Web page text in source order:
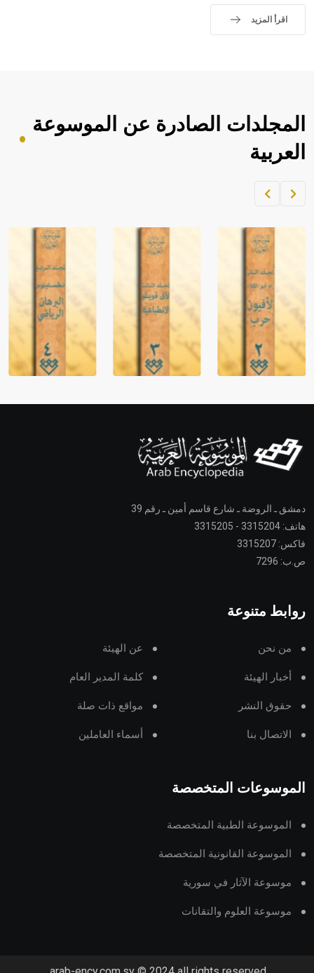
اقرأ المزيد
المجلدات الصادرة عن الموسوعة
العربية
دمشق ـ الروضة ـ شارع قاسم أمين ـ رقم 39
هاتف: 3315204 - 3315205
فاكس: 3315207
ص.ب: 7296
روابط متنوعة
من نحن عن الهيئة
أخبار الهيئة كلمة المدير العام
حقوق النشر مواقع ذات صلة
الاتصال بنا أسماء العاملين
الموسوعات المتخصصة
الموسوعة الطبية المتخصصة
الموسوعة القانونية المتخصصة
موسوعة الآثار في سورية
موسوعة العلوم والتقانات